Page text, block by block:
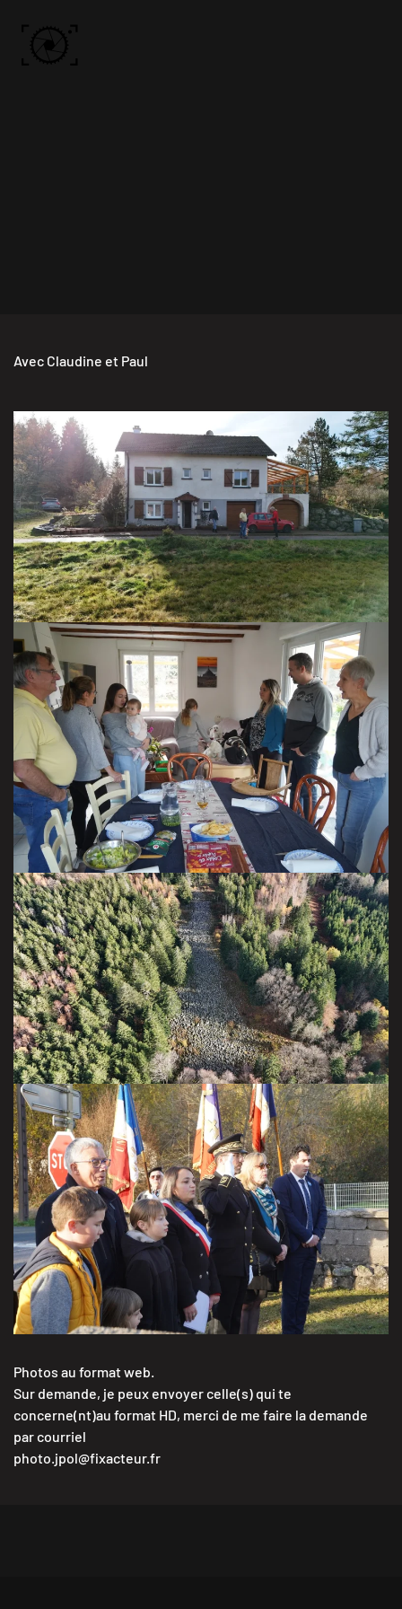
Avec Claudine et Paul
Tour d’horizon de Barbey-Seroux
Novembre 2025
VISITER LA GALERIE
Chez Claudine
VISITER LA GALERIE
Endroit à visiter, surprenant.
Novembre 2025.
VISITER LA GALERIE
à Barbey-Seroux
VISITER LA GALERIE
Photos au format web.
Sur demande, je peux envoyer celle(s) qui te
concerne(nt)au format HD, merci de me faire la demande
par courriel
photo.jpol@fixacteur.fr